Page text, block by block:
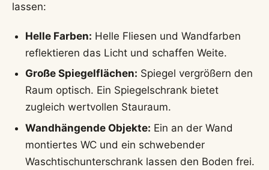
lassen:
Helle Farben: Helle Fliesen und Wandfarben
reflektieren das Licht und schaffen Weite.
Große Spiegelflächen: Spiegel vergrößern den
Raum optisch. Ein Spiegelschrank bietet
zugleich wertvollen Stauraum.
Wandhängende Objekte: Ein an der Wand
montiertes WC und ein schwebender
Waschtischunterschrank lassen den Boden frei.